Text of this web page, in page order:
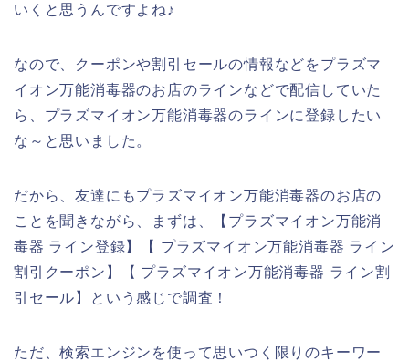
いくと思うんですよね♪
なので、クーポンや割引セールの情報などをプラズマ
イオン万能消毒器のお店のラインなどで配信していた
ら、プラズマイオン万能消毒器のラインに登録したい
な～と思いました。
だから、友達にもプラズマイオン万能消毒器のお店の
ことを聞きながら、まずは、【プラズマイオン万能消
毒器 ライン登録】【 プラズマイオン万能消毒器 ライン
割引クーポン】【 プラズマイオン万能消毒器 ライン割
引セール】という感じで調査！
ただ、検索エンジンを使って思いつく限りのキーワー